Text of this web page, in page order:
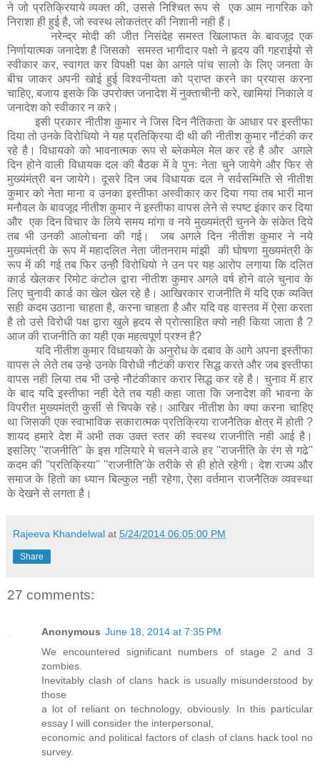
ने जो प्रतिक्रियाये व्यक्त की, उससे निश्चित रूप से एक आम नागरिक को
निराशा ही हुई है, जो स्वस्थ लोकतंत्र की निशानी नही हैं।
नरेन्द्र मोदी की जीत निसंदेह समस्त खिलाफत के बावजूद एक
निर्णायात्मक जनादेश है जिसको समस्त भागीदार पक्षो ने हृदय की गहराईयो से
स्वीकार कर, स्वागत कर विपक्षी पक्ष केा अगले पांच सालो के लिए जनता के
बीच जाकर अपनी खोई हुई विश्वनीयता को प्राप्त करने का प्रयास करना
चाहिए, बजाय इसके कि उपरोक्त जनादेश में नुक्ताचीनी करे, खामियां निकाले व
जनादेश को स्वीकार न करे।
इसी प्रकार नीतीश कुमार ने जिस दिन नैतिकता के आधार पर इस्तीफा
दिया तो उनके विरोधियो ने यह प्रतिक्रिया दी थी की नीतीश कुमार नौंटंकी कर
रहे है। विधायको को भावनात्मक रूप से ब्लेकमेल मेल कर रहे है और अगले
दिन होने वाली विधायक दल की बैठक में वे पुनः नेता चुने जायेगे और फिर से
मुख्यंमंत्री बन जायेगे। दूसरे दिन जब विधायक दल ने सर्वसम्मिति से नीतीश
कुमार को नेता माना व उनका इस्तीफा अस्वीकार कर दिया गया तब भारी मान
मनौवल के बावजूद नीतीश कुमार ने इस्तीफा वापस लेने से स्पष्ट इंकार कर दिया
और एक दिन विचार के लिये समय मांगा व नये मुख्यमंत्री चुनने के संकेत दिये
तब भी उनकी आलोचना की गई। जब अगले दिन नीतीश कुमार ने नये
मुख्यमंत्री के रूप में महादलित नेता जीतनराम मांझी की घोषणा मुख्यमंत्री के
रूप में की गई तब फिर उन्हीे विरोधियो ने उन पर यह आरोप लगाया कि दलित
कार्ड खेलकर रिमोट कंटोल द्वारा नीतीश कुमार अगले वर्ष होने वाले चुनाव के
लिए चुनावी कार्ड का खेल खेल रहे है। आखिरकार राजनीति में यदि एक व्यक्ति
सही कदम उठाना चाहता है, करना चाहता है और यदि वह वास्तव में ऐसा करता
है तो उसे विरोधी पक्ष द्वारा खुले हृदय से प्रोत्साहित क्यो नही किया जाता है ?
आज की राजनीति का यही एक महत्वपूर्ण प्रश्न है?
यदि नीतीश कुमार विधायको के अनुरोध के दबाव के आगे अपना इस्तीफा
वापस ले लेते तब उन्हे उनके विरोधी नौटंकी करार सिद्ध करते और जब इस्तीफा
वापस नही लिया तब भी उन्हे नौटंकीकार करार सिद्ध कर रहे है। चुनाव में हार
के बाद यदि इस्तीफा नही देते तब यही कहा जाता कि जनादेश की भावना के
विपरीत मुख्यमंत्री कुर्सी से चिपके रहे। आखिर नीतीश केा क्या करना चाहिए
था जिसकी एक स्वाभाविक सकारात्मक प्रतिक्रिया राजनैतिक क्षेत्र में होती ?
शायद हमारे देश में अभी तक उक्त स्तर की स्वस्थ राजनीति नही आई है।
इसलिए ''राजनीति'' के इस गलियारे मे चलने वाले हर ''राजनीति के रंग से गढे''
कदम की ''प्रतिक्रिया'' ''राजनीति''के तरीके से ही होते रहेगी। देश राज्य और
समाज के हितो का ध्यान बिल्कुल नही रहेगा, ऐसा वर्तमान राजनैतिक व्यवस्था
के देखने से लगता है।
Rajeeva Khandelwal at 5/24/2014 06:05:00 PM
Share
27 comments:
Anonymous June 18, 2014 at 7:35 PM
We encountered significant numbers of stage 2 and 3
zombies.
Inevitably clash of clans hack is usually misunderstood by
those
a lot of reliant on technology, obviously. In this particular
essay I will consider the interpersonal,
economic and political factors of clash of clans hack tool no
survey.